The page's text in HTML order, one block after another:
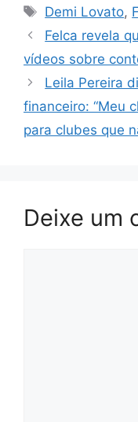
Tags
Demi Lovato,
Felca revela
vídeos sobre
Leila Pereira
financeiro: “Meu
para clubes que
Deixe um